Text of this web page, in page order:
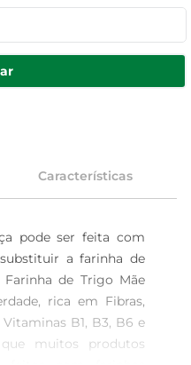
Características
pode ser feita com
a farinha de
de Trigo Mãe
rica em Fibras,
B1, B3, B6 e
muitos produtos